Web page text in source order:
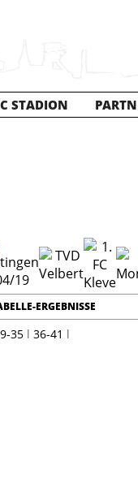
STADION
ERGEBNISSE
35 l 36-41 l